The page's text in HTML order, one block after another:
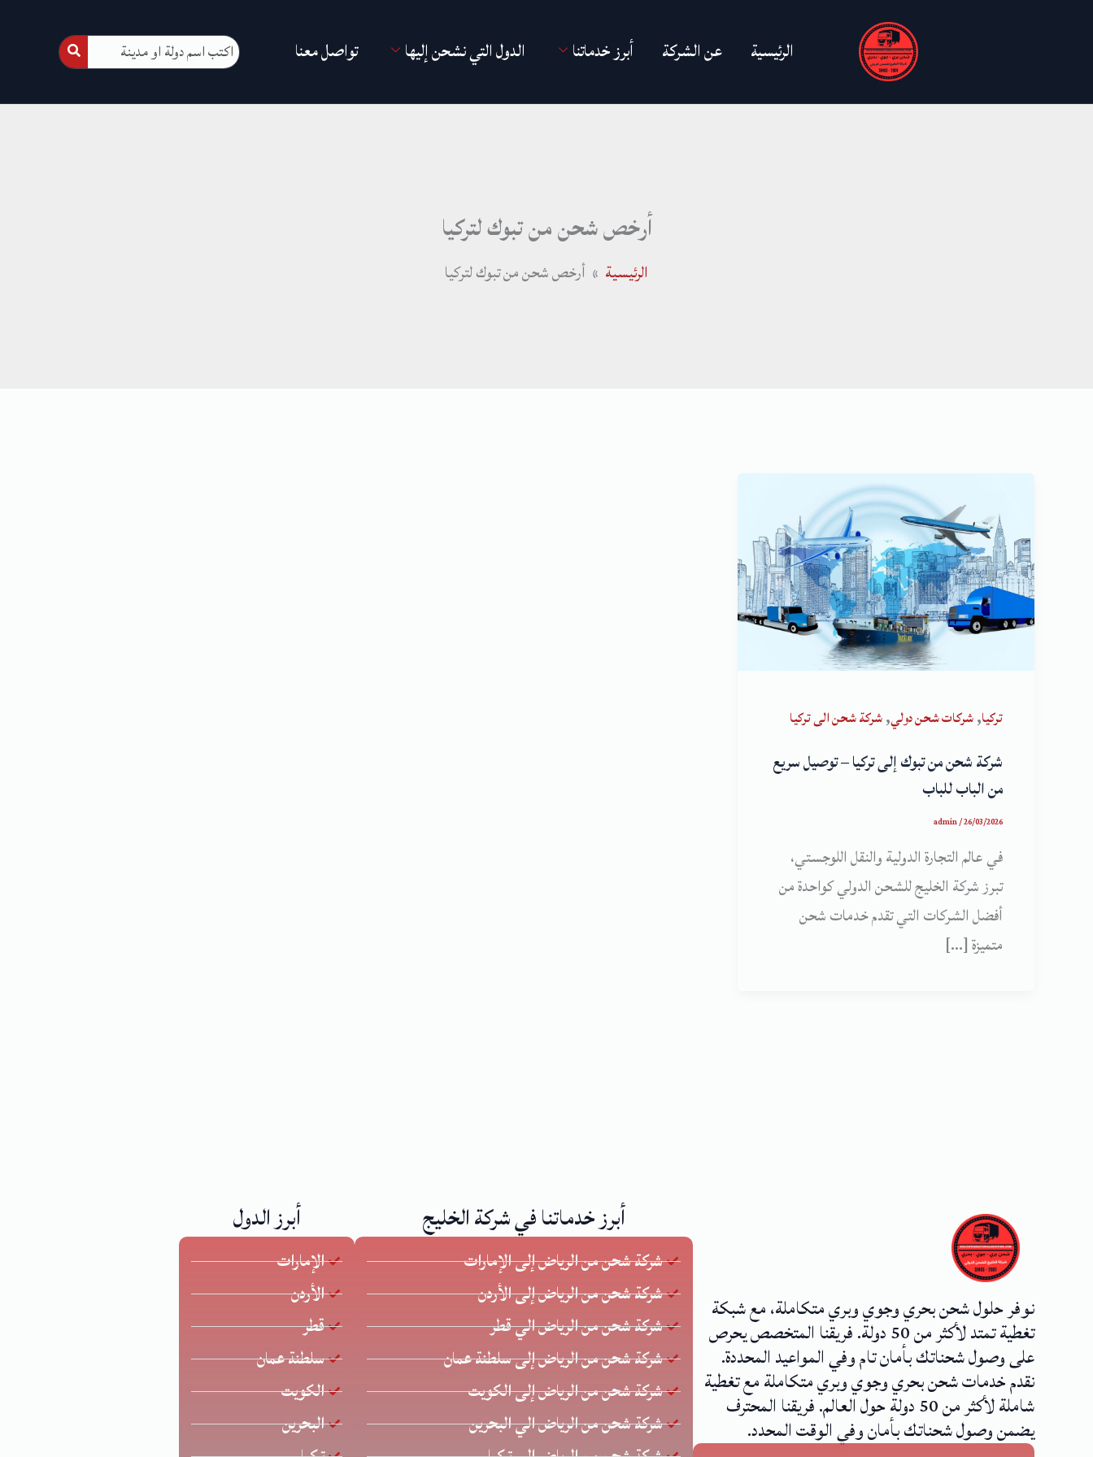
الرئيسية عن الشركة أبرز خدماتنا الدول التي نشحن إليها تواصل معنا
أرخص شحن من تبوك لتركيا
الرئيسية أرخص شحن من تبوك لتركيا
تركيا,شركات شحن دولي,شركة شحن الى تركيا
شركة شحن من تبوك إلى تركيا – توصيل سريع
من الباب للباب
admin/26/03/2026
في عالم التجارة الدولية والنقل اللوجستي،
تبرز شركة الخليج للشحن الدولي كواحدة من
أفضل الشركات التي تقدم خدمات شحن
متميزة […]
نوفر حلول شحن بحري وجوي وبري متكاملة، مع شبكة
تغطية تمتد لأكثر من 50 دولة. فريقنا المتخصص يحرص
على وصول شحناتك بأمان تام وفي المواعيد المحددة.
نقدم خدمات شحن بحري وجوي وبري متكاملة مع تغطية
شاملة لأكثر من 50 دولة حول العالم. فريقنا المحترف
يضمن وصول شحناتك بأمان وفي الوقت المحدد.
أبرز خدماتنا في شركة الخليج
شركة شحن من الرياض إلى الإمارات
شركة شحن من الرياض إلى الأردن
شركة شحن من الرياض الي قطر
شركة شحن من الرياض إلى سلطنة عمان
شركة شحن من الرياض إلى الكويت
شركة شحن من الرياض الي البحرين
أبرز الدول
الإمارات
الأردن
قطر
سلطنة عمان
الكويت
البحرين